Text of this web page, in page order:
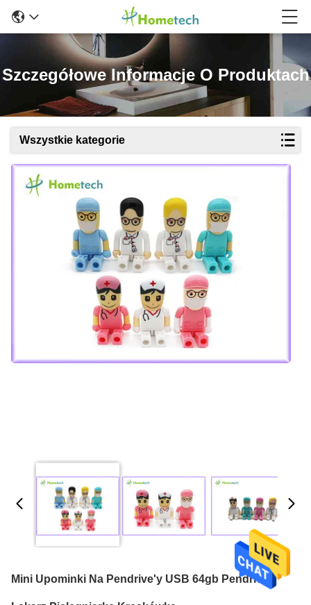
Szczegółowe Informacje O Produktach
Wszystkie kategorie
Mini Upominki Na Pendrive'y USB 64gb Pendrive